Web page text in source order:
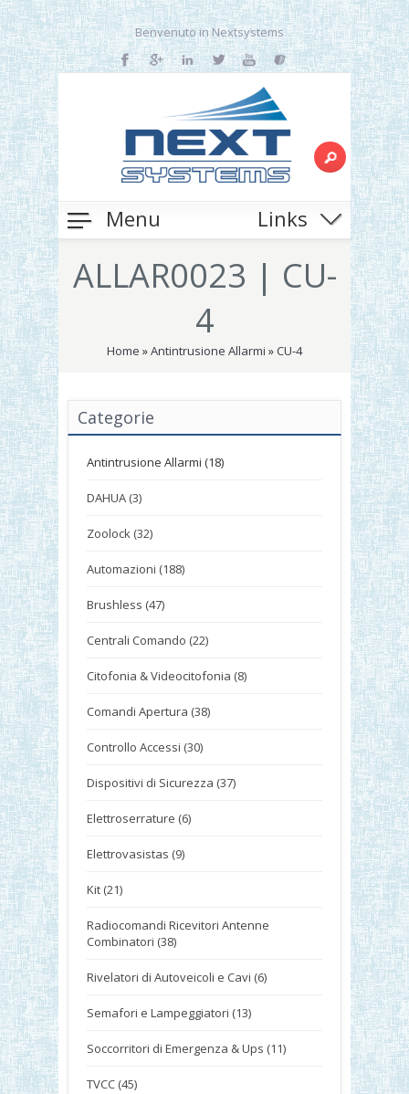
Benvenuto in Nextsystems
Menu Links
ALLAR0023 | CU-
4
Home »Antintrusione Allarmi »CU-4
Categorie
Antintrusione Allarmi (18)
DAHUA (3)
Zoolock (32)
Automazioni (188)
Brushless (47)
Centrali Comando (22)
Citofonia & Videocitofonia (8)
Comandi Apertura (38)
Controllo Accessi (30)
Dispositivi di Sicurezza (37)
Elettroserrature (6)
Elettrovasistas (9)
Kit (21)
Radiocomandi Ricevitori Antenne
Combinatori (38)
Rivelatori di Autoveicoli e Cavi (6)
Semafori e Lampeggiatori (13)
Soccorritori di Emergenza & Ups (11)
TVCC (45)